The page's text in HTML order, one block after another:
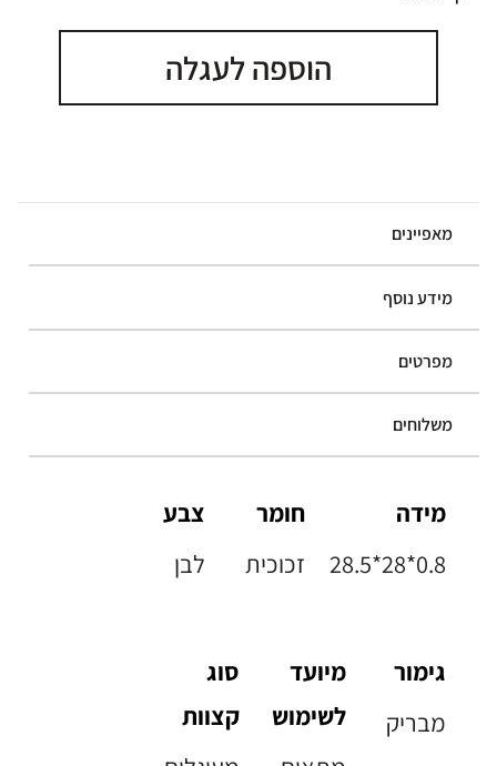
הוספה לעגלה
מאפיינים
מידע נוסף
מפרטים
משלוחים
מידה
28.5*28*0.8
חומר
זכוכית
צבע
לבן
גימור
מבריק
מיועד
לשימוש
סוג
קצוות